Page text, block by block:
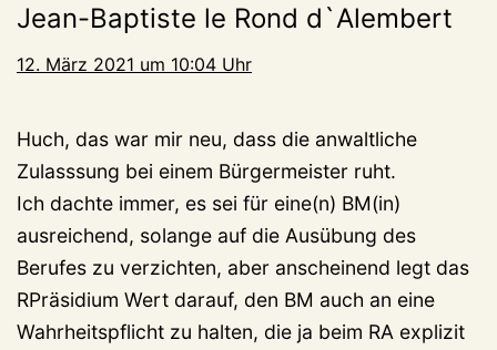
Jean-Baptiste le Rond d`Alembert
12. März 2021 um 10:04 Uhr
Huch, das war mir neu, dass die anwaltliche
Zulasssung bei einem Bürgermeister ruht.
Ich dachte immer, es sei für eine(n) BM(in)
ausreichend, solange auf die Ausübung des
Berufes zu verzichten, aber anscheinend legt das
RPräsidium Wert darauf, den BM auch an eine
Wahrheitspflicht zu halten, die ja beim RA explizit